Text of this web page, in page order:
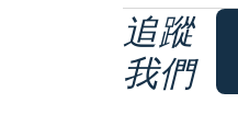
追蹤
我們